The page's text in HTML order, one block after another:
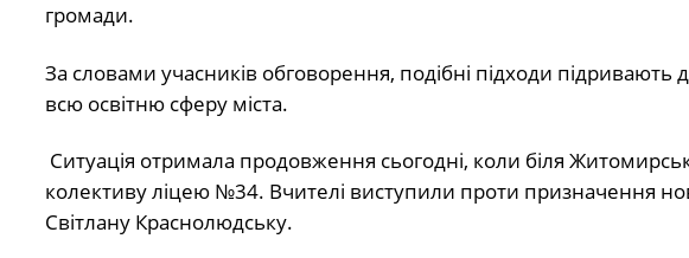
громади.
За словами учасників обговорення, подібні підходи підривають
всю освітню сферу міста.
Ситуація отримала продовження сьогодні, коли біля
колективу ліцею №34. Вчителі виступили проти призначення
Світлану Краснолюдську.